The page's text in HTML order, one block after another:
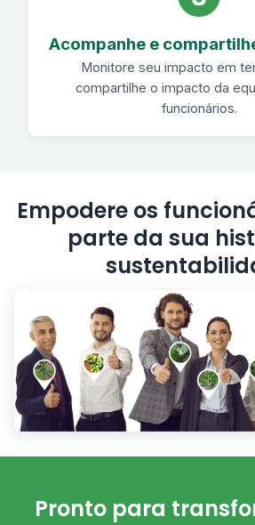
Acompanhe e
Monitore seu impacto em
compartilhe o impacto da
funcionários.
Empodere os
parte da sua
Pronto para